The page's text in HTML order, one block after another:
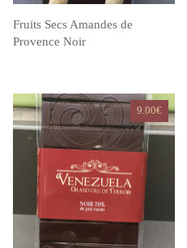
Fruits Secs Amandes de
Provence Noir
9.00€